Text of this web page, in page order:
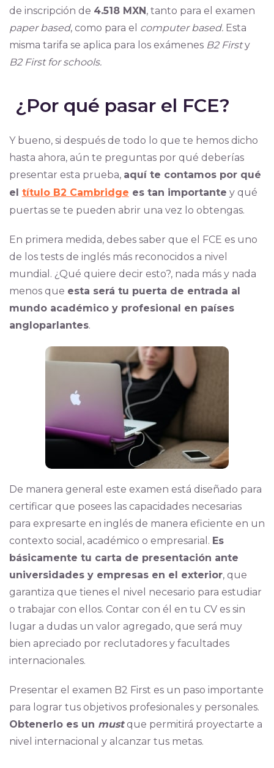
de inscripción de 4.518 MXN, tanto para el examen
paper based, como para el computer based.Esta
misma tarifa se aplica para los exámenes B2 Firsty
B2 First for schools.
¿Por qué pasar el FCE?
Y bueno, si después de todo lo que te hemos dicho
hasta ahora, aún te preguntas por qué deberías
presentar esta prueba, aquí te contamos por qué
el título B2 Cambridge es tan importante y qué
puertas se te pueden abrir una vez lo obtengas.
En primera medida, debes saber que el FCE es uno
de los tests de inglés más reconocidos a nivel
mundial. ¿Qué quiere decir esto?, nada más y nada
menos que esta será tu puerta de entrada al
mundo académico y profesional en países
angloparlantes.
De manera general este examen está diseñado para
certificar que posees las capacidades necesarias
para expresarte en inglés de manera eficiente en un
contexto social, académico o empresarial. Es
básicamente tu carta de presentación ante
universidades y empresas en el exterior, que
garantiza que tienes el nivel necesario para estudiar
o trabajar con ellos. Contar con él en tu CV es sin
lugar a dudas un valor agregado, que será muy
bien apreciado por reclutadores y facultades
internacionales.
Presentar el examen B2 First es un paso importante
para lograr tus objetivos profesionales y personales.
Obtenerlo es un mustque permitirá proyectarte a
nivel internacional y alcanzar tus metas.